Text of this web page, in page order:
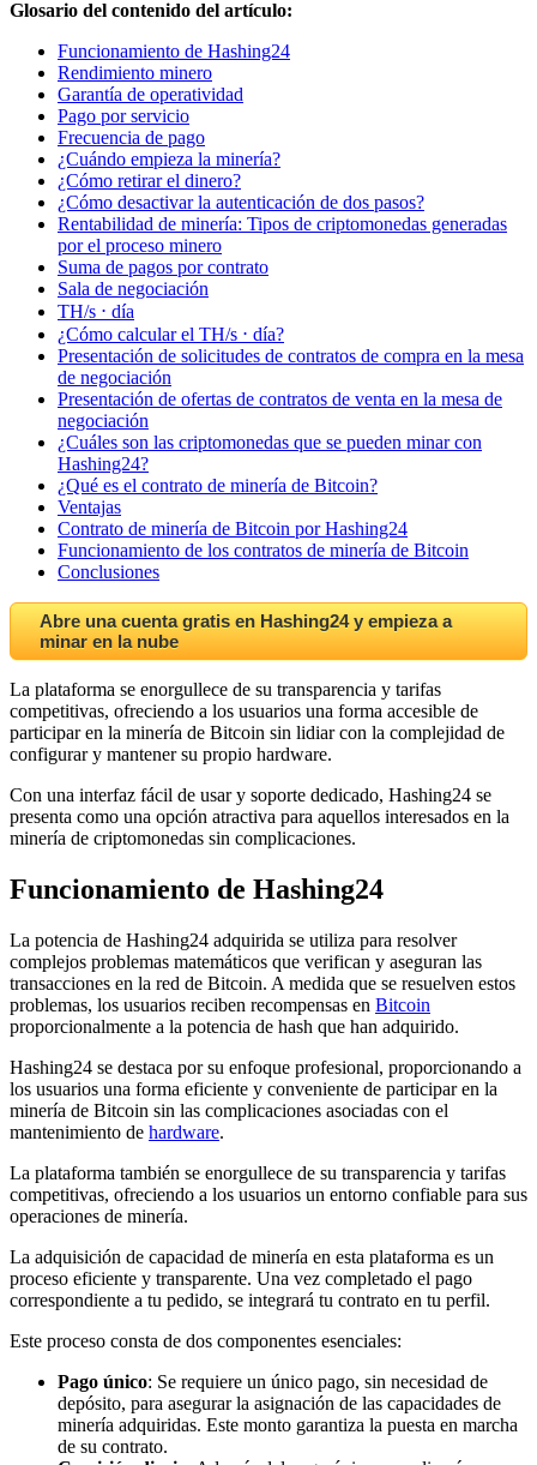
Glosario del contenido del artículo:
Funcionamiento de Hashing24
Rendimiento minero
Garantía de operatividad
Pago por servicio
Frecuencia de pago
¿Cuándo empieza la minería?
¿Cómo retirar el dinero?
¿Cómo desactivar la autenticación de dos pasos?
Rentabilidad de minería: Tipos de criptomonedas generadas
por el proceso minero
Suma de pagos por contrato
Sala de negociación
TH/s ⋅ día
¿Cómo calcular el TH/s ⋅ día?
Presentación de solicitudes de contratos de compra en la mesa
de negociación
Presentación de ofertas de contratos de venta en la mesa de
negociación
¿Cuáles son las criptomonedas que se pueden minar con
Hashing24?
¿Qué es el contrato de minería de Bitcoin?
Ventajas
Contrato de minería de Bitcoin por Hashing24
Funcionamiento de los contratos de minería de Bitcoin
Conclusiones
Abre una cuenta gratis en Hashing24 y empieza a
minar en la nube
La plataforma se enorgullece de su transparencia y tarifas
competitivas, ofreciendo a los usuarios una forma accesible de
participar en la minería de Bitcoin sin lidiar con la complejidad de
configurar y mantener su propio hardware.
Con una interfaz fácil de usar y soporte dedicado, Hashing24 se
presenta como una opción atractiva para aquellos interesados en la
minería de criptomonedas sin complicaciones.
Funcionamiento de Hashing24
La potencia de Hashing24 adquirida se utiliza para resolver
complejos problemas matemáticos que verifican y aseguran las
transacciones en la red de Bitcoin. A medida que se resuelven estos
problemas, los usuarios reciben recompensas en Bitcoin
proporcionalmente a la potencia de hash que han adquirido.
Hashing24 se destaca por su enfoque profesional, proporcionando a
los usuarios una forma eficiente y conveniente de participar en la
minería de Bitcoin sin las complicaciones asociadas con el
mantenimiento de hardware.
La plataforma también se enorgullece de su transparencia y tarifas
competitivas, ofreciendo a los usuarios un entorno confiable para sus
operaciones de minería.
La adquisición de capacidad de minería en esta plataforma es un
proceso eficiente y transparente. Una vez completado el pago
correspondiente a tu pedido, se integrará tu contrato en tu perfil.
Este proceso consta de dos componentes esenciales:
Pago único: Se requiere un único pago, sin necesidad de
depósito, para asegurar la asignación de las capacidades de
minería adquiridas. Este monto garantiza la puesta en marcha
de su contrato.